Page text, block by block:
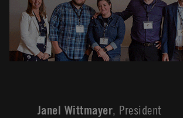
Janel Wittmayer, President